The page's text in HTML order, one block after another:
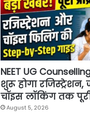
NEET UG
शुरू होगा
चॉइस लॉकिंग तक पूरी
August 5, 2026